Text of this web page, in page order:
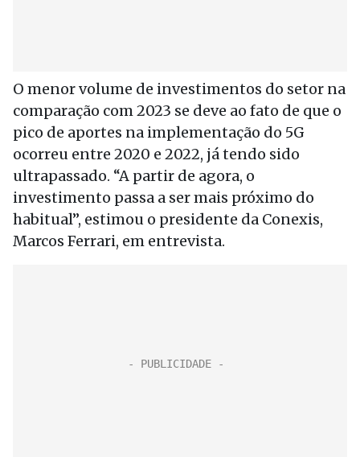
O menor volume de investimentos do setor na
comparação com 2023 se deve ao fato de que o
pico de aportes na implementação do 5G
ocorreu entre 2020 e 2022, já tendo sido
ultrapassado. “A partir de agora, o
investimento passa a ser mais próximo do
habitual”, estimou o presidente da Conexis,
Marcos Ferrari, em entrevista.